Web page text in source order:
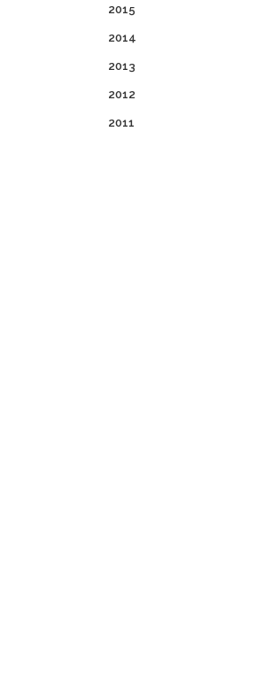
2015
2014
2013
2012
2011